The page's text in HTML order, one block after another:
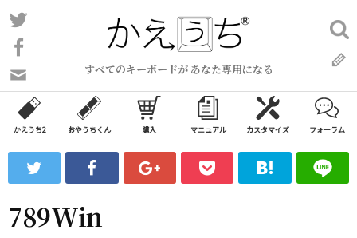
コ
ン
ン
ツ
ス
ッ
プ
すべてのキーボードが あなた専用になる
い
合
わ
フ
ォ
ム
検
索:
かえうち2 おやうちくん 購入 マニュアル カスタマイズ フォーラム
789Win